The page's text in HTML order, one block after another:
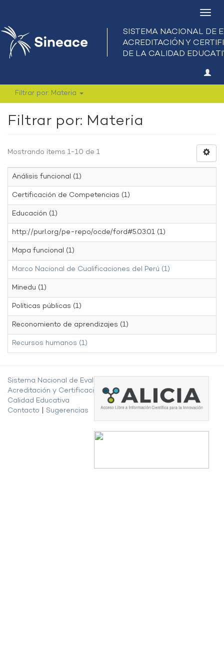
Filtrar por: Materia
Filtrar por: Materia
Mostrando ítems 1-10 de 1
Análisis funcional (1)
Certificación de Competencias (1)
Educación (1)
http://purl.org/pe-repo/ocde/ford#5.03.01 (1)
Mapa funcional (1)
Marco Nacional de Cualificaciones del Perú (1)
Minedu (1)
Políticas públicas (1)
Reconomiento de aprendizajes (1)
Recursos humanos (1)
Sistema Nacional de Evaluación,
Acreditación y Certificación de la
Calidad Educativa
Contacto
Sugerencias